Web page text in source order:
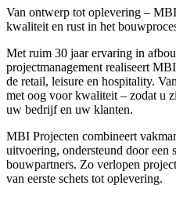
Van ontwerp tot oplevering –
kwaliteit en rust in het
Met ruim 30 jaar ervaring in
projectmanagement realiseert
de retail, leisure en hospitality.
met oog voor kwaliteit – zodat u
uw bedrijf en uw klanten.
MBI Projecten combineert
uitvoering, ondersteund door een
bouwpartners. Zo verlopen
van eerste schets tot oplevering.